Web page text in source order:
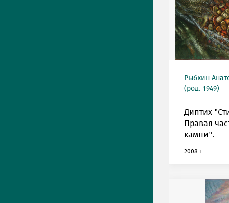
Рыбкин
(род. 1949)
Диптих
Правая
камни".
2008 г.